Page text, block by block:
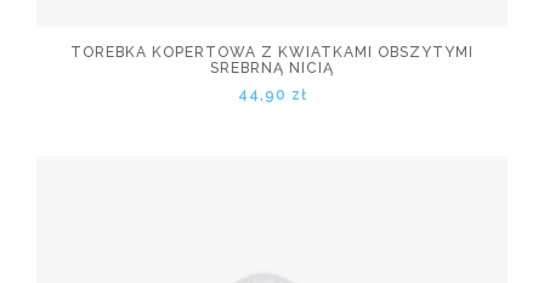
TOREBKA KOPERTOWA Z KWIATKAMI OBSZYTYMI
SREBRNĄ NICIĄ
44,90 zł